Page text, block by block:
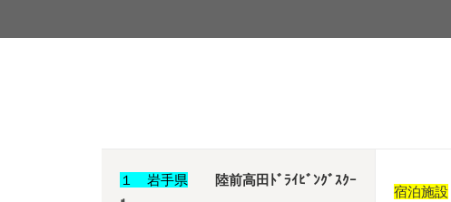
１ 岩手県
陸前高田ﾄﾞﾗｲﾋﾞﾝｸﾞｽｸｰ
宿泊施設